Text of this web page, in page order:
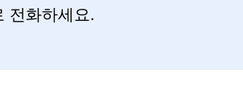
전화하세요.